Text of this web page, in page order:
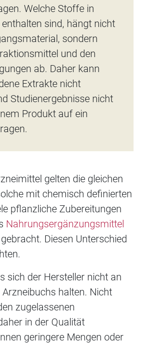
Welche Stoffe in
sind, hängt nicht
sondern
und den
ab. Daher kann
Extrakte nicht
Studienergebnisse nicht
Produkt auf ein
gelten die gleichen
mit chemisch definierten
pflanzliche Zubereitungen
Nahrungsergänzungsmittel
Diesen Unterschied
sich der Hersteller nicht an
halten. Nicht
zugelassenen
in der Qualität
geringere Mengen oder